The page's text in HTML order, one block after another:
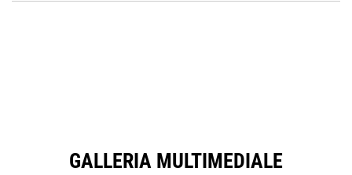
GALLERIA MULTIMEDIALE